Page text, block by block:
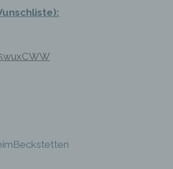
Verantwortlichen verarbeitet